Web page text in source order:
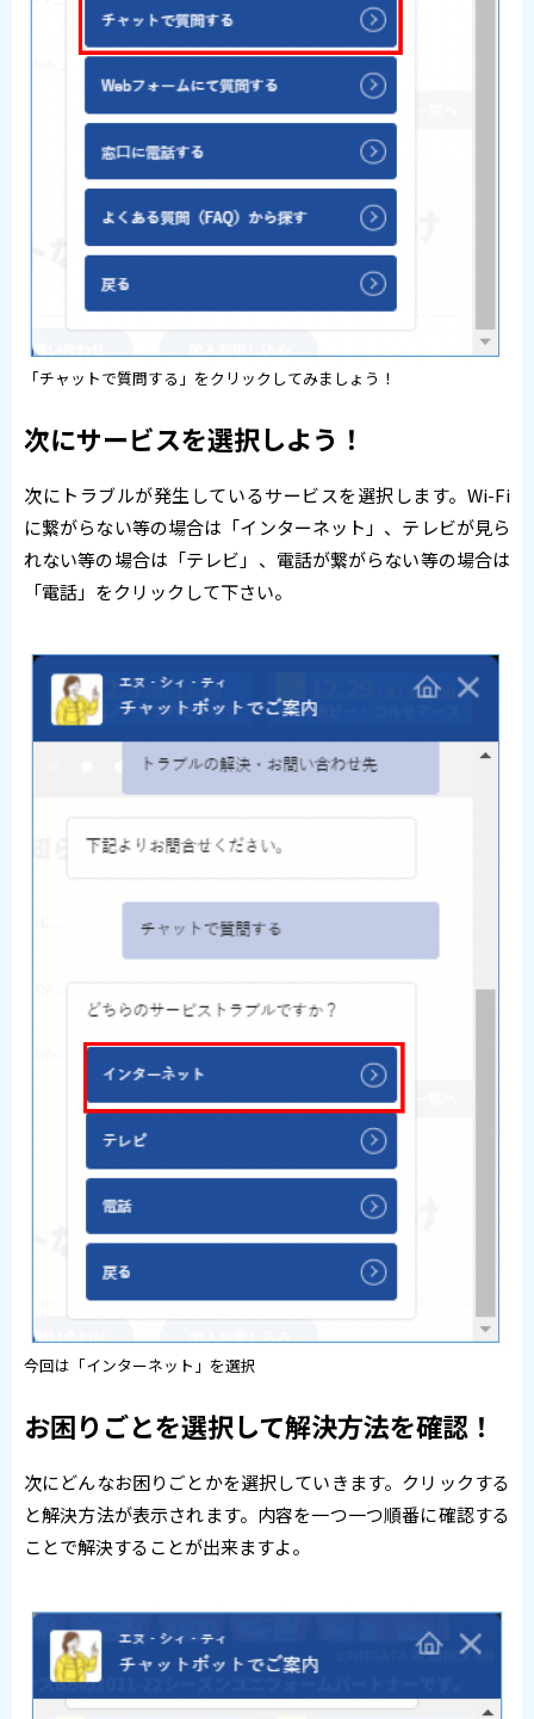
「チャットで質問する」をクリックしてみましょう！
次にサービスを選択しよう！
次にトラブルが発生しているサービスを選択します。Wi-Fi
に繋がらない等の場合は「インターネット」、テレビが見ら
れない等の場合は「テレビ」、電話が繋がらない等の場合は
「電話」をクリックして下さい。
今回は「インターネット」を選択
お困りごとを選択して解決方法を確認！
次にどんなお困りごとかを選択していきます。クリックする
と解決方法が表示されます。内容を一つ一つ順番に確認する
ことで解決することが出来ますよ。